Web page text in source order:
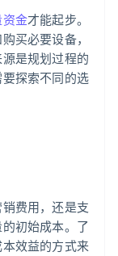
资金才能起步。
买必要设备，
是规划过程的
探索不同的选
费用，还是支
初始成本。了
效益的方式来